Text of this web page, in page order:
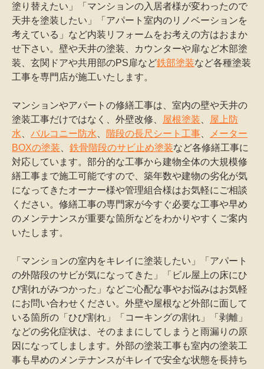
塗り替えたい」「マンションの入居者様が変わったので
天井を塗装したい」「アパート室内のリノベーションを
考えている」など内装リフォームをお考えの方はおまか
せ下さい。壁や天井の塗装、カウンターや扉など木部塗
装、玄関ドアや共用部のPS扉など鉄部塗装など各種塗装
工事を専門店が施工いたします。
マンションやアパートの修繕工事は、室内の壁や天井の
塗装工事だけではなく、外壁改修、
屋根塗装
屋上防
水
バルコニー防水 階段の長尺シート工事
メーター
BOXの塗装
鉄骨階段のサビ止め塗装など各修繕工事に
対応しています。部分的な工事から建物全体の大規模修
繕工事まで施工可能ですので、築年数や建物の劣化が気
になってきたオーナー様や管理組合様はお気軽にご相談
ください。修繕工事の専門家が今すぐ必要な工事や早め
のメンテナンスが重要な箇所などをわかりやすくご案内
いたします。
「マンションの室内をキレイに塗装したい」「アパート
の外階段のサビが気になってきた」「ビル屋上の床にひ
び割れがみつかった」などご心配な事やお悩みはお気軽
にお問い合わせください。外壁や屋根など外部に面して
いる箇所の「ひび割れ」「コーキングの割れ」「剥離」
などの劣化症状は、そのままにしてしまうと雨漏りの原
因になってしまします。外部の塗装工事も室内の塗装工
事も早めのメンテナンスがキレイで安全な状態を長持ち